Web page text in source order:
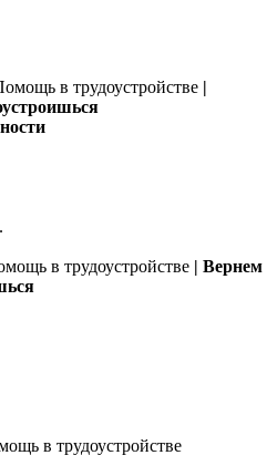
в трудоустройстве |
в трудоустройстве | Вернем
в трудоустройстве